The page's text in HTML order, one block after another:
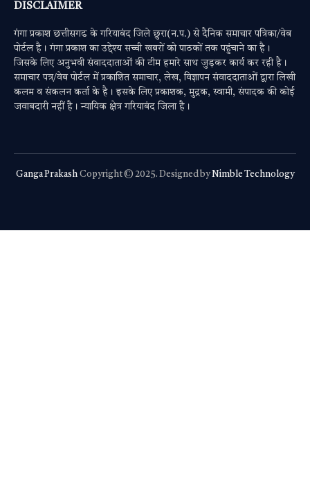
DISCLAIMER
गंगा प्रकाश छत्तीसगढ के गरियाबंद जिले छुरा(न.प.) से दैनिक समाचार पत्रिका/वेब
पोर्टल है। गंगा प्रकाश का उद्देश्य सच्ची खबरों को पाठकों तक पहुंचाने का है।
जिसके लिए अनुभवी संवाददाताओं की टीम हमारे साथ जुड़कर कार्य कर रही है।
समाचार पत्र/वेब पोर्टल में प्रकाशित समाचार, लेख, विज्ञापन संवाददाताओं द्वारा लिखी
कलम व संकलन कर्ता के है। इसके लिए प्रकाशक, मुद्रक, स्वामी, संपादक की कोई
जवाबदारी नहीं है। न्यायिक क्षेत्र गरियाबंद जिला है।
Ganga Prakash Copyright © 2025. Designed byNimble Technology